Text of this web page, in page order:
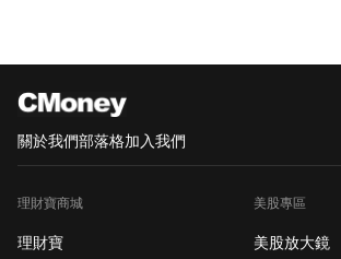
關於我們部落格加入我們
理財寶商城
理財寶
美股專區
美股放大鏡